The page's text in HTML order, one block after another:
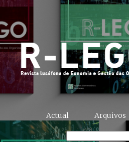
Actual Arquivos